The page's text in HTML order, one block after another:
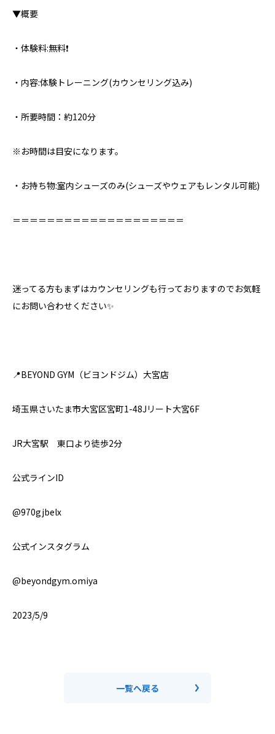
▼概要⁣
・体験料:無料❗️
・内容:体験トレーニング(カウンセリング込み)
・所要時間：約120分
※お時間は目安になります。
・お持ち物:室内シューズのみ⁣(シューズやウェアもレンタル可能)
＝＝＝＝＝＝＝＝＝＝＝＝＝＝＝＝＝＝＝＝⁣
迷ってる方もまずはカウンセリングも行っておりますのでお気軽
にお問い合わせください✨⁣
📍BEYOND GYM（ビヨンドジム）大宮店
埼玉県さいたま市大宮区宮町1-48Jリート大宮6F
JR大宮駅 東口より徒歩2分
公式ラインID
@970gjbelx
公式インスタグラム
@beyondgym.omiya
2023/5/9
一覧へ戻る